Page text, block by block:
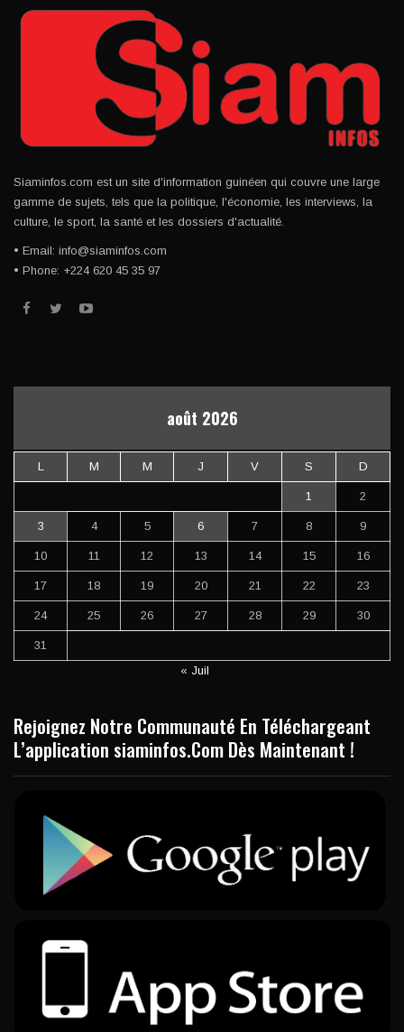
Siaminfos.com est un site d'information guinéen qui couvre une large
gamme de sujets, tels que la politique, l'économie, les interviews, la
culture, le sport, la santé et les dossiers d'actualité.
• Email: info@siaminfos.com
• Phone: +224 620 45 35 97
août 2026
L M M J V S D
1 2
3 4 5 6 7 8 9
10 11 12 13 14 15 16
17 18 19 20 21 22 23
24 25 26 27 28 29 30
31
« Juil
Rejoignez Notre Communauté En Téléchargeant
L’application siaminfos.Com Dès Maintenant !